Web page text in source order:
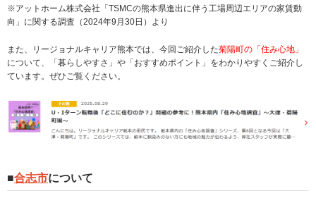
※アットホーム株式会社「TSMCの熊本県進出に伴う工場周辺エリアの家賃動
向」に関する調査（2024年9月30日）より
また、リージョナルキャリア熊本では、今回ご紹介した菊陽町の「住み心地」
について、「暮らしやすさ」や「おすすめポイント」をわかりやすくご紹介し
ています。ぜひご覧ください。
■合志市について